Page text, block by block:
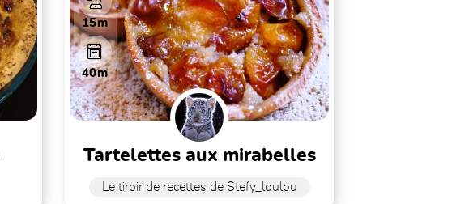
15m
40m
tartelettes aux mirabelles
Le tiroir de recettes de Stefy_loulou